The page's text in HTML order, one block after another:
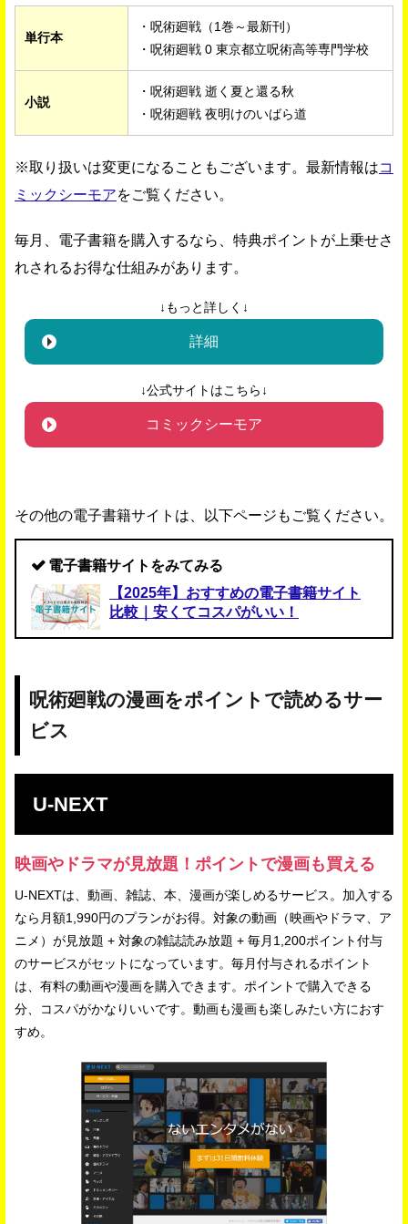
単行本
・呪術廻戦（1巻～最新刊）
・呪術廻戦 0 東京都立呪術高等専門学校
小説
・呪術廻戦 逝く夏と還る秋
・呪術廻戦 夜明けのいばら道
※取り扱いは変更になることもございます。最新情報はコ
ミックシーモアをご覧ください。
毎月、電子書籍を購入するなら、特典ポイントが上乗せさ
れされるお得な仕組みがあります。
↓もっと詳しく↓
詳細
↓公式サイトはこちら↓
コミックシーモア
その他の電子書籍サイトは、以下ページもご覧ください。
電子書籍サイトをみてみる
【2025年】おすすめの電子書籍サイト
比較｜安くてコスパがいい！
呪術廻戦の漫画をポイントで読めるサー
ビス
U-NEXT
映画やドラマが見放題！ポイントで漫画も買える
U-NEXTは、動画、雑誌、本、漫画が楽しめるサービス。加入する
なら月額1,990円のプランがお得。対象の動画（映画やドラマ、ア
ニメ）が見放題 + 対象の雑誌読み放題 + 毎月1,200ポイント付与
のサービスがセットになっています。毎月付与されるポイント
は、有料の動画や漫画を購入できます。ポイントで購入できる
分、コスパがかなりいいです。動画も漫画も楽しみたい方におす
すめ。